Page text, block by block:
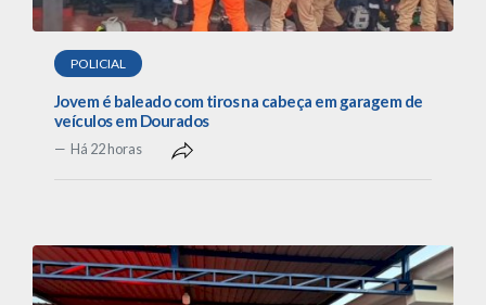
POLICIAL
Jovem é baleado com tiros na cabeça em garagem de
veículos em Dourados
Há 22 horas